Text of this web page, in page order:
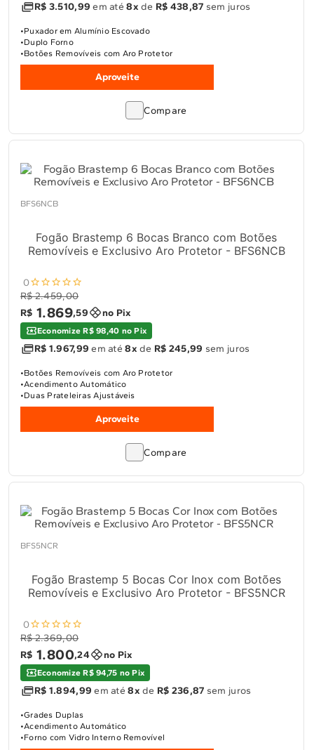
R$ 3.510,99 em até8x de R$ 438,87 sem juros
Puxador em Alumínio Escovado
Duplo Forno
Botões Removíveis com Aro Protetor
Aproveite
Compare
BFS6NCB
Fogão Brastemp 6 Bocas Branco com Botões
Removíveis e Exclusivo Aro Protetor - BFS6NCB
0
R$ 2.459,00
R$ 1.869,59 no Pix
Economize R$ 98,40 no Pix
R$ 1.967,99 em até8x de R$ 245,99 sem juros
Botões Removíveis com Aro Protetor
Acendimento Automático
Duas Prateleiras Ajustáveis
Aproveite
Compare
BFS5NCR
Fogão Brastemp 5 Bocas Cor Inox com Botões
Removíveis e Exclusivo Aro Protetor - BFS5NCR
0
R$ 2.369,00
R$ 1.800,24 no Pix
Economize R$ 94,75 no Pix
R$ 1.894,99 em até8x de R$ 236,87 sem juros
Grades Duplas
Acendimento Automático
Forno com Vidro Interno Removível